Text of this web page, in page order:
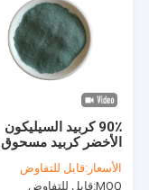
90٪ كربيد السيليكون
الأخضر كربيد مسحوق
الغبار كربيد السيليكون
الأسعار:قابل للتفاوض
MOQ: قابل للتفاوض